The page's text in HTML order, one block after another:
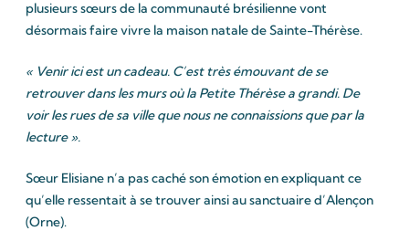
plusieurs sœurs de la communauté brésilienne vont
désormais faire vivre la maison natale de Sainte-Thérèse.
« Venir ici est un cadeau. C’est très émouvant de se
retrouver dans les murs où la Petite Thérèse a grandi. De
voir les rues de sa ville que nous ne connaissions que par la
lecture ».
Sœur Elisiane n’a pas caché son émotion en expliquant ce
qu’elle ressentait à se trouver ainsi au sanctuaire d’Alençon
(Orne).